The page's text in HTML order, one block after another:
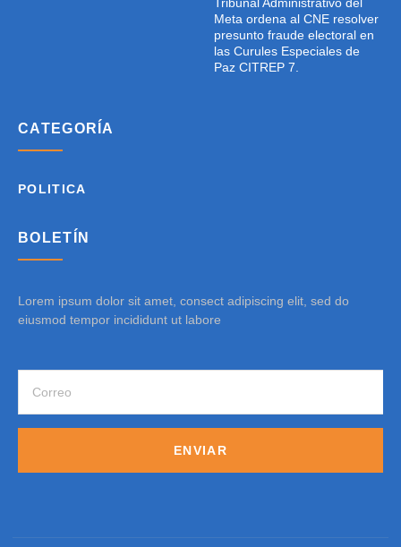
Tribunal Administrativo del
Meta ordena al CNE resolver
presunto fraude electoral en
las Curules Especiales de
Paz CITREP 7.
CATEGORÍA
POLITICA
BOLETÍN
Lorem ipsum dolor sit amet, consect adipiscing elit, sed do
eiusmod tempor incididunt ut labore
ENVIAR